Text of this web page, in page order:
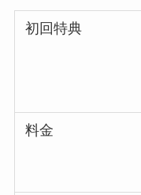
初回特典
料金